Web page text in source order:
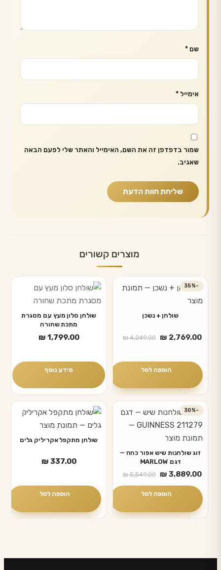
שם *
אימייל *
שמור בדפדפן זה את השם, האימייל והאתר שלי לפעם הבאה
שאגיב.
מוצרים קשורים
-35%
שולחן + נשכן
₪4,249.00
המחיר
₪ 4,249.00.
₪ 2,769.00
המחיר
₪ 2,769.00.
הוספה לסל
שולחן סלון מעץ עם מסגרת
מתכת שחורה
₪ 1,799.00
מידע נוסף
-30%
זוג שולחנות שיש אפור כהה —
דגם MARLOW
₪5,549.00
המחיר
המקורי
היה:
₪ 3,889.00
המחיר
הנוכחי
הוא:
הוספה לסל
שולחן מתקפל אקריליק גלים
₪ 337.00
הוספה לסל